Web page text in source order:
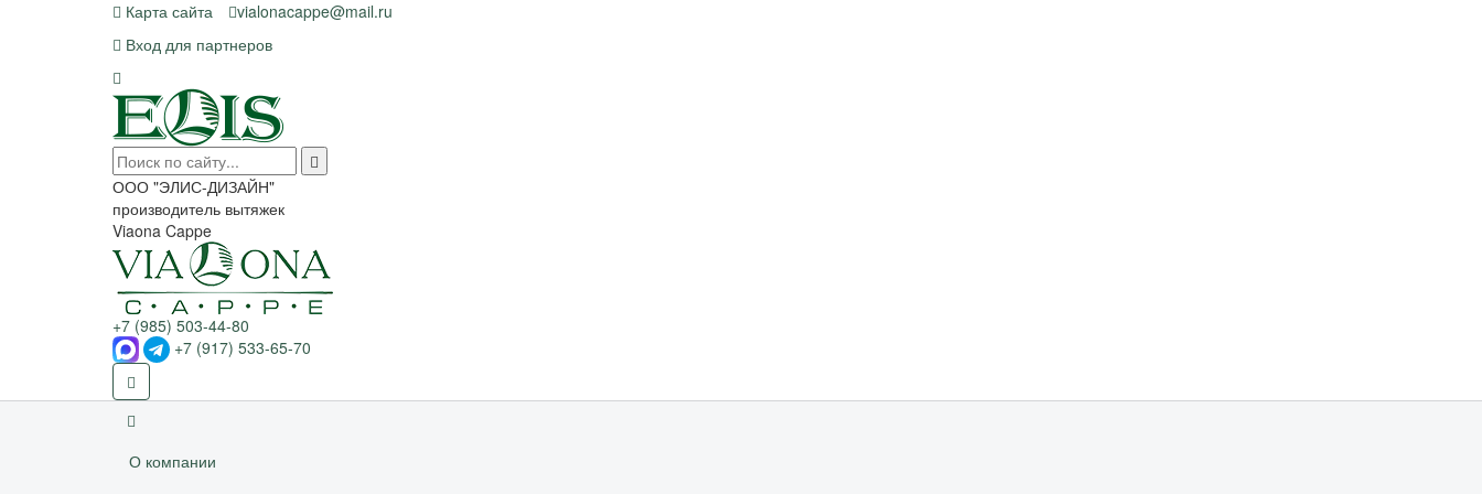
Карта сайта
vialonacappe@mail.ru
Вход для партнеров
ООО "ЭЛИС-ДИЗАЙН"
производитель вытяжек
Viaona Cappe
+7 (985) 503-44-80
+7 (917) 533-65-70
О компании